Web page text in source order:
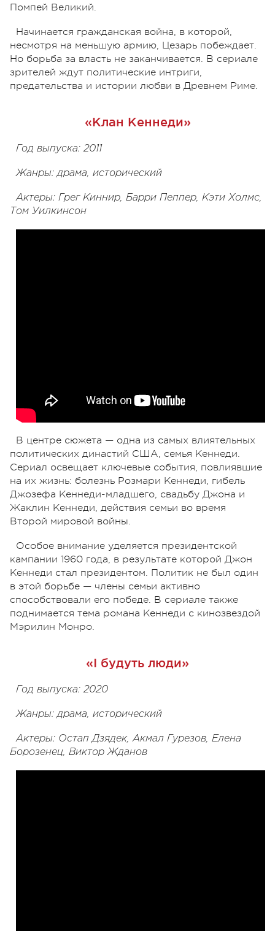
Помпей Великий.
Начинается гражданская война, в которой,
несмотря на меньшую армию, Цезарь побеждает.
Но борьба за власть не заканчивается. В сериале
зрителей ждут политические интриги,
предательства и истории любви в Древнем Риме.
«Клан Кеннеди»
Год выпуска: 2011
Жанры: драма, исторический
Актеры: Грег Киннир, Барри Пеппер, Кэти Холмс,
Том Уилкинсон
В центре сюжета — одна из самых влиятельных
политических династий США, семья Кеннеди.
Сериал освещает ключевые события, повлиявшие
на их жизнь: болезнь Розмари Кеннеди, гибель
Джозефа Кеннеди-младшего, свадьбу Джона и
Жаклин Кеннеди, действия семьи во время
Второй мировой войны.
Особое внимание уделяется президентской
кампании 1960 года, в результате которой Джон
Кеннеди стал президентом. Политик не был один
в этой борьбе — члены семьи активно
способствовали его победе. В сериале также
поднимается тема романа Кеннеди с кинозвездой
Мэрилин Монро.
«І будуть люди»
Год выпуска: 2020
Жанры: драма, исторический
Актеры: Остап Дзядек, Акмал Гурезов, Елена
Борозенец, Виктор Жданов